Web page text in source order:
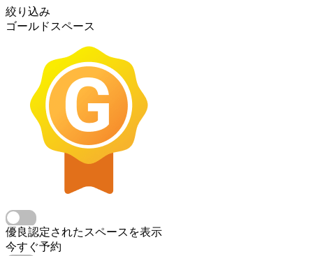
絞り込み
ゴールドスペース
優良認定されたスペースを表示
今すぐ予約